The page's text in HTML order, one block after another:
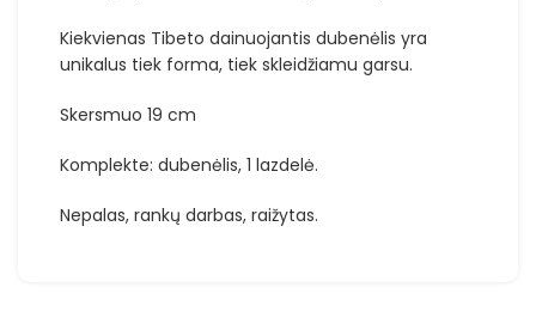
Kiekvienas Tibeto dainuojantis dubenėlis yra
unikalus tiek forma, tiek skleidžiamu garsu.
Skersmuo 19 cm
Komplekte: dubenėlis, 1 lazdelė.
Nepalas, rankų darbas, raižytas.